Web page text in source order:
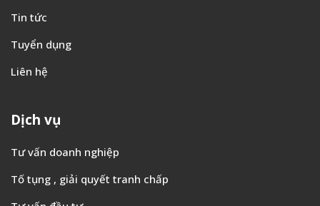
Tin tức
Tuyển dụng
Liên hệ
Dịch vụ
Tư vấn doanh nghiệp
Tố tụng , giải quyết tranh chấp